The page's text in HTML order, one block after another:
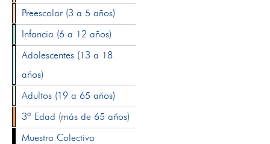
Preescolar (3 a 5 años)
Infancia (6 a 12 años)
Adolescentes (13 a 18
años)
Adultos (19 a 65 años)
3ª Edad (más de 65 años)
Muestra Colectiva